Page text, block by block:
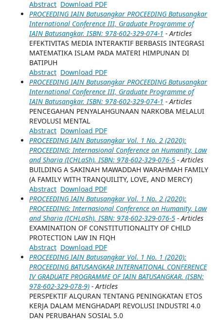
Abstract Download PDF
PROCEEDING IAIN Batusangkar PROCEEDING Batusangkar
International Conference III, Graduate Programme of
IAIN Batusangkar. ISBN: 978-602-329-074-1 - Articles
EFEKTIVITAS MEDIA INTERAKTIF BERBASIS INTEGRASI
MATEMATIKA ISLAM PADA MATERI HIMPUNAN DI
BATIPUH
Abstract Download PDF
PROCEEDING IAIN Batusangkar PROCEEDING Batusangkar
International Conference III, Graduate Programme of
IAIN Batusangkar. ISBN: 978-602-329-074-1 - Articles
PENCEGAHAN PENYALAHGUNAAN NARKOBA MELALUI
REVOLUSI MENTAL
Abstract Download PDF
PROCEEDING IAIN Batusangkar Vol. 1 No. 2 (2020):
PROCEEDING: Internasional Conference on Humanity, Law
and Sharia (ICHLaSh). ISBN: 978-602-329-076-5 - Articles
BUILDING A SAKINAH MAWADDAH WARAHMAH FAMILY
(A FAMILY WITH TRANQUILITY, LOVE, AND MERCY)
Abstract Download PDF
PROCEEDING IAIN Batusangkar Vol. 1 No. 2 (2020):
PROCEEDING: Internasional Conference on Humanity, Law
and Sharia (ICHLaSh). ISBN: 978-602-329-076-5 - Articles
EXAMINATION OF CONSTITUTIONALITY OF CHILD
PROTECTION LAW IN FIQH
Abstract Download PDF
PROCEEDING IAIN Batusangkar Vol. 1 No. 1 (2020):
PROCEEDING BATUSANGKAR INTERNATIONAL CONFERENCE
IV GRADUATE PROGRAMME OF IAIN BATUSANGKAR. (ISBN:
978-602-329-078-9) - Articles
PERSPEKTIF ALQURAN TENTANG PENINGKATAN ETOS
KERJA DALAM MENGHADAPI REVOLUSI INDUSTRI 4.0
DAN PERUBAHAN SOSIAL 5.0